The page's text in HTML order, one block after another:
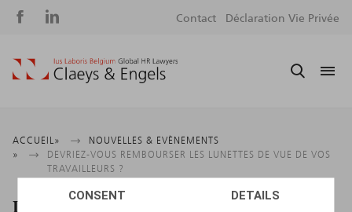
CONSENT DETAILS
Social
Contact Déclaration Vie Privée
Fil
d'Ariane
ACCUEIL
NOUVELLES & EVÈNEMENTS
DEVRIEZ-VOUS REMBOURSER LES LUNETTES DE VUE DE VOS
TRAVAILLEURS ?
Devriez-vous rembourser les lunettes de